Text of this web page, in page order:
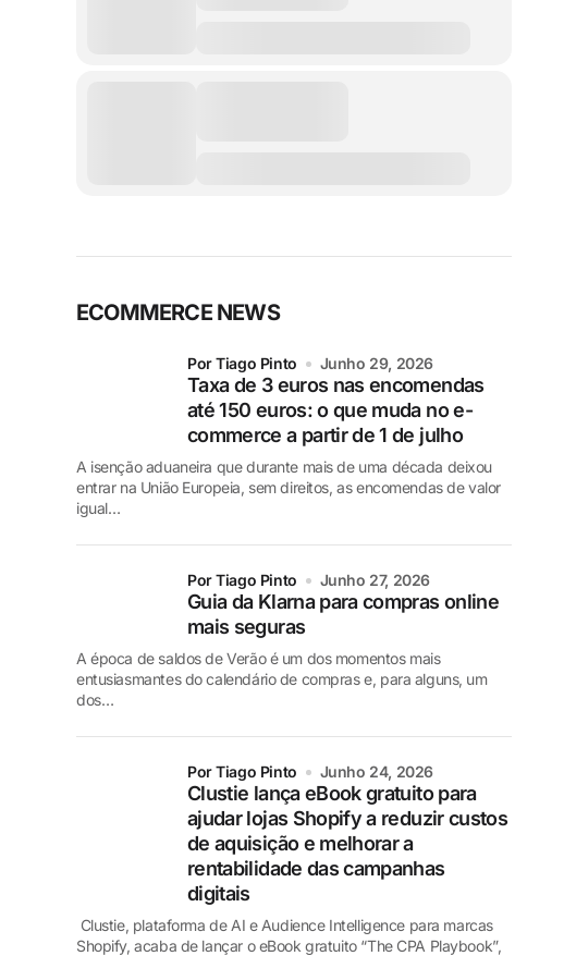
ECOMMERCE NEWS
Taxa de 3 euros nas encomendas
até 150 euros: o que muda no e-
commerce a partir de 1 de julho
por Tiago Pinto Junho 29, 2026
A isenção aduaneira que durante mais de uma década deixou
entrar na União Europeia, sem direitos, as encomendas de valor
igual…
Guia da Klarna para compras online
mais seguras
por Tiago Pinto Junho 27, 2026
A época de saldos de Verão é um dos momentos mais
entusiasmantes do calendário de compras e, para alguns, um
dos…
Clustie lança eBook gratuito para
ajudar lojas Shopify a reduzir custos
de aquisição e melhorar a
rentabilidade das campanhas
digitais
por Tiago Pinto Junho 24, 2026
Clustie, plataforma de AI e Audience Intelligence para marcas
Shopify, acaba de lançar o eBook gratuito “The CPA Playbook”,